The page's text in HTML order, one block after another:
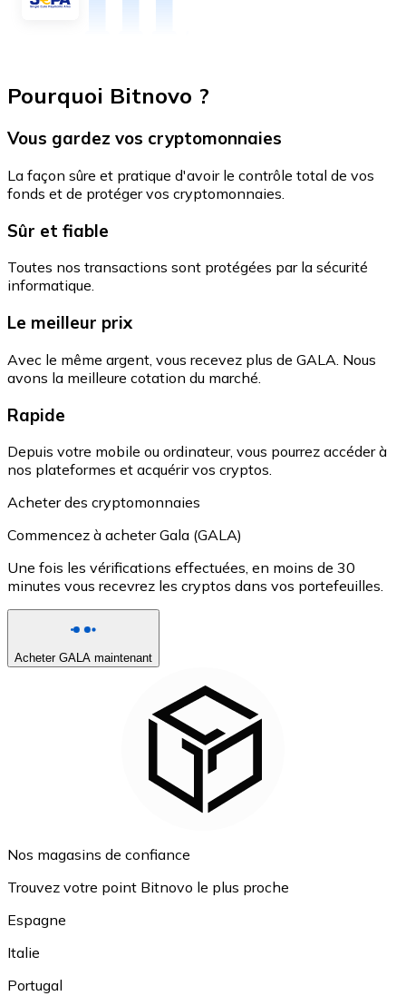
Pourquoi Bitnovo ?
Vous gardez vos cryptomonnaies
La façon sûre et pratique d'avoir le contrôle total de vos
fonds et de protéger vos cryptomonnaies.
Sûr et fiable
Toutes nos transactions sont protégées par la sécurité
informatique.
Le meilleur prix
Avec le même argent, vous recevez plus de GALA. Nous
avons la meilleure cotation du marché.
Rapide
Depuis votre mobile ou ordinateur, vous pourrez accéder à
nos plateformes et acquérir vos cryptos.
Acheter des cryptomonnaies
Commencez à acheter Gala (GALA)
Une fois les vérifications effectuées, en moins de 30
minutes vous recevrez les cryptos dans vos portefeuilles.
Acheter GALA maintenant
Nos magasins de confiance
Trouvez votre point Bitnovo le plus proche
Espagne
Italie
Portugal